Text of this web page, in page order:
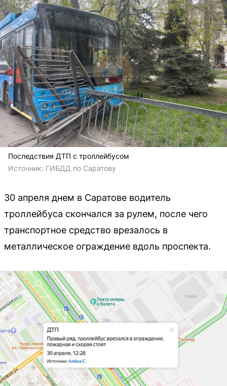
Последствия ДТП с троллейбусом
Источник: ГИБДД по Саратову
30 апреля днем в Саратове водитель
троллейбуса скончался за рулем, после чего
транспортное средство врезалось в
металлическое ограждение вдоль проспекта.